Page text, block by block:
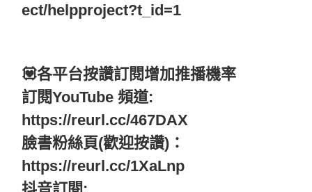
ect/helpproject?t_id=1
💟各平台按讚訂閱增加推播機率
訂閱YouTube 頻道:
https://reurl.cc/467DAX
臉書粉絲頁(歡迎按讚)：
https://reurl.cc/1XaLnp